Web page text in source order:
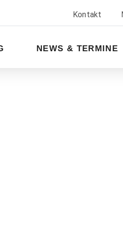
Kontakt
NEWS & TERMINE